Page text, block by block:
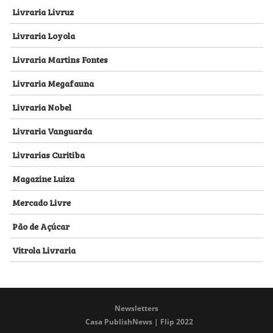
Livraria Livruz
Livraria Loyola
Livraria Martins Fontes
Livraria Megafauna
Livraria Nobel
Livraria Vanguarda
Livrarias Curitiba
Magazine Luiza
Mercado Livre
Pão de Açúcar
Vitrola Livraria
Newsletters
Casa PublishNews | Flip 2022